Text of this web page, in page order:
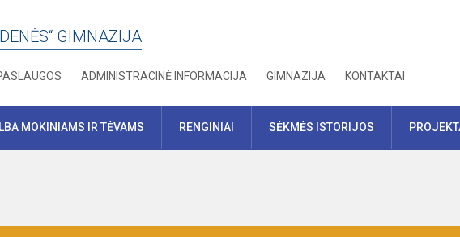
GIMNAZIJA
ADMINISTRACINĖ INFORMACIJA GIMNAZIJA KONTAKTAI
MOKINIAMS IR TĖVAMS RENGINIAI SĖKMĖS ISTORIJOS